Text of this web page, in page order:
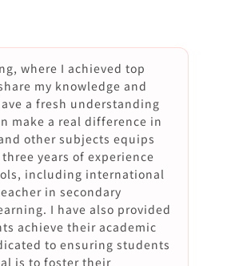
where I achieved top
my knowledge and
a fresh understanding
make a real difference in
other subjects equips
years of experience
including international
in secondary
I have also provided
achieve their academic
to ensuring students
is to foster their